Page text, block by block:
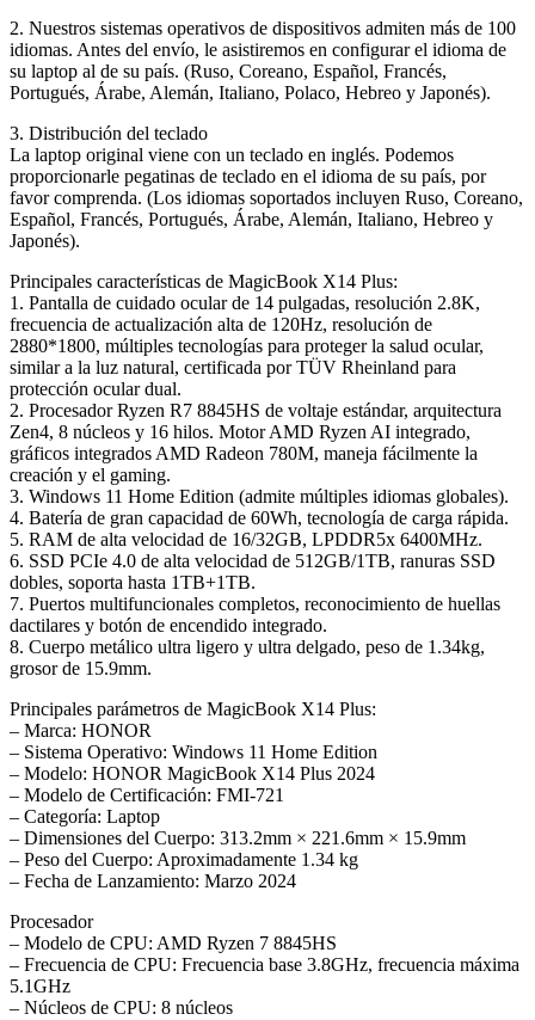
2. Nuestros sistemas operativos de dispositivos admiten más de 100
idiomas. Antes del envío, le asistiremos en configurar el idioma de
su laptop al de su país. (Ruso, Coreano, Español, Francés,
Portugués, Árabe, Alemán, Italiano, Polaco, Hebreo y Japonés).
3. Distribución del teclado
La laptop original viene con un teclado en inglés. Podemos
proporcionarle pegatinas de teclado en el idioma de su país, por
favor comprenda. (Los idiomas soportados incluyen Ruso, Coreano,
Español, Francés, Portugués, Árabe, Alemán, Italiano, Hebreo y
Japonés).
Principales características de MagicBook X14 Plus:
1. Pantalla de cuidado ocular de 14 pulgadas, resolución 2.8K,
frecuencia de actualización alta de 120Hz, resolución de
2880*1800, múltiples tecnologías para proteger la salud ocular,
similar a la luz natural, certificada por TÜV Rheinland para
protección ocular dual.
2. Procesador Ryzen R7 8845HS de voltaje estándar, arquitectura
Zen4, 8 núcleos y 16 hilos. Motor AMD Ryzen AI integrado,
gráficos integrados AMD Radeon 780M, maneja fácilmente la
creación y el gaming.
3. Windows 11 Home Edition (admite múltiples idiomas globales).
4. Batería de gran capacidad de 60Wh, tecnología de carga rápida.
5. RAM de alta velocidad de 16/32GB, LPDDR5x 6400MHz.
6. SSD PCIe 4.0 de alta velocidad de 512GB/1TB, ranuras SSD
dobles, soporta hasta 1TB+1TB.
7. Puertos multifuncionales completos, reconocimiento de huellas
dactilares y botón de encendido integrado.
8. Cuerpo metálico ultra ligero y ultra delgado, peso de 1.34kg,
grosor de 15.9mm.
Principales parámetros de MagicBook X14 Plus:
– Marca: HONOR
– Sistema Operativo: Windows 11 Home Edition
– Modelo: HONOR MagicBook X14 Plus 2024
– Modelo de Certificación: FMI-721
– Categoría: Laptop
– Dimensiones del Cuerpo: 313.2mm × 221.6mm × 15.9mm
– Peso del Cuerpo: Aproximadamente 1.34 kg
– Fecha de Lanzamiento: Marzo 2024
Procesador
– Modelo de CPU: AMD Ryzen 7 8845HS
– Frecuencia de CPU: Frecuencia base 3.8GHz, frecuencia máxima
5.1GHz
– Núcleos de CPU: 8 núcleos